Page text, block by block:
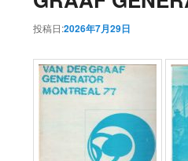
投稿日:2026年7月29日